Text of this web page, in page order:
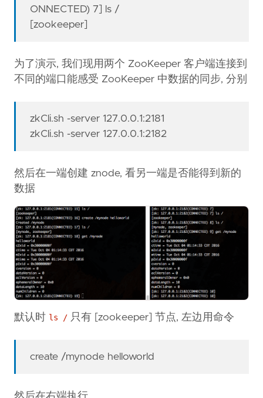
ONNECTED) 7] ls /
[zookeeper]
为了演示, 我们现用两个 ZooKeeper 客户端连接到
不同的端口能感受 ZooKeeper 中数据的同步, 分别
zkCli.sh -server 127.0.0.1:2181
zkCli.sh -server 127.0.0.1:2182
然后在一端创建 znode, 看另一端是否能得到新的
数据
默认时 ls / 只有 [zookeeper] 节点, 左边用命令
create /mynode helloworld